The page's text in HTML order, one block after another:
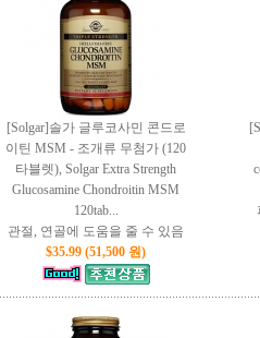
[Solgar]솔가 글루코사민 콘드로
이틴 MSM - 조개류 무첨가 (120
타블렛), Solgar Extra Strength
Glucosamine Chondroitin MSM
120tab...
관절, 연골에 도움을 줄 수 있음
$35.99 (51,500 원)